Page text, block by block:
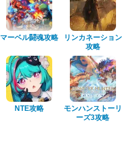
マーベル闘魂攻略
リンカネーション
攻略
NTE攻略
モンハンストーリ
ーズ3攻略